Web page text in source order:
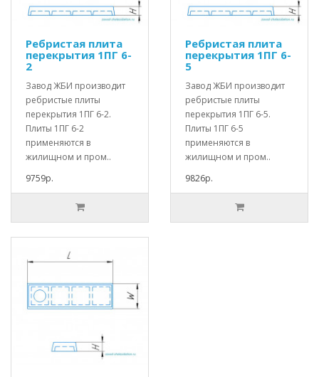
Ребристая плита
перекрытия 1ПГ 6-
2
Завод ЖБИ производит
ребристые плиты
перекрытия 1ПГ 6-2.
Плиты 1ПГ 6-2
применяются в
жилищном и пром..
9759р.
Ребристая плита
перекрытия 1ПГ 6-
5
Завод ЖБИ производит
ребристые плиты
перекрытия 1ПГ 6-5.
Плиты 1ПГ 6-5
применяются в
жилищном и пром..
9826р.